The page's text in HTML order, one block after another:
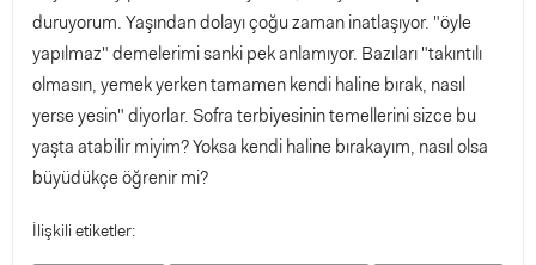
duruyorum. Yaşından dolayı çoğu zaman inatlaşıyor. "öyle
yapılmaz" demelerimi sanki pek anlamıyor. Bazıları "takıntılı
olmasın, yemek yerken tamamen kendi haline bırak, nasıl
yerse yesin" diyorlar. Sofra terbiyesinin temellerini sizce bu
yaşta atabilir miyim? Yoksa kendi haline bırakayım, nasıl olsa
büyüdükçe öğrenir mi?
İlişkili etiketler: